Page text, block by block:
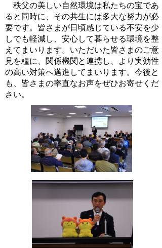
秩父の美しい自然環境は私たちの宝であ
ると同時に、その共生には多大な努力が必
要です。皆さまが日頃感じている不安を少
しでも軽減し、安心して暮らせる環境を整
えてまいります。いただいた皆さまのご意
見を糧に、関係機関と連携し、より実効性
の高い対策へ邁進してまいります。今後と
も、皆さまの率直なお声をぜひお寄せくだ
さい。